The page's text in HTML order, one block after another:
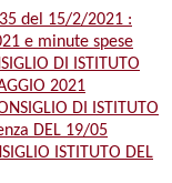
del 15/2/2021 :
e minute spese
DI ISTITUTO
2021
DI ISTITUTO
DEL 19/05
ISTITUTO DEL